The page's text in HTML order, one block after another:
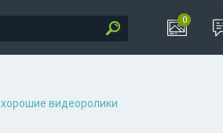
0
хорошие видеоролики